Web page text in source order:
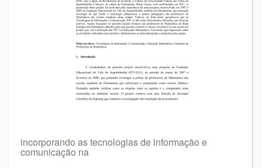
incorporando as tecnologias de informação e
comunicação na